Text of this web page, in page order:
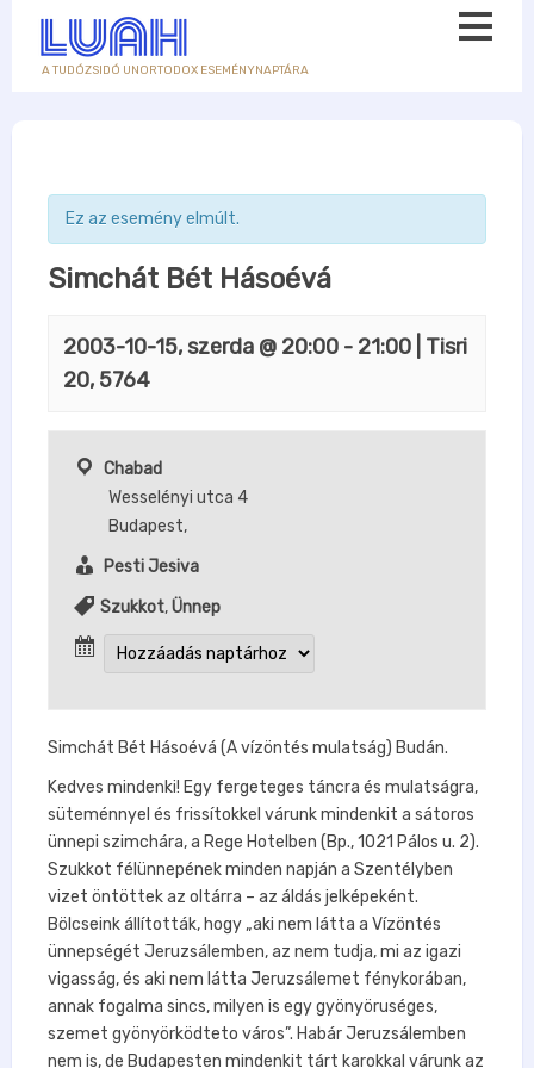
A TUDÓZSIDÓ UNORTODOX ESEMÉNYNAPTÁRA
Ez az esemény elmúlt.
Simchát Bét Hásoévá
2003-10-15, szerda @ 20:00 - 21:00 | Tisri
20, 5764
Chabad
Wesselényi utca 4
Budapest,
Pesti Jesiva
Szukkot,Ünnep
Simchát Bét Hásoévá (A vízöntés mulatság) Budán.
Kedves mindenki! Egy fergeteges táncra és mulatságra,
süteménnyel és frissítokkel várunk mindenkit a sátoros
ünnepi szimchára, a Rege Hotelben (Bp., 1021 Pálos u. 2).
Szukkot félünnepének minden napján a Szentélyben
vizet öntöttek az oltárra – az áldás jelképeként.
Bölcseink állították, hogy „aki nem látta a Vízöntés
ünnepségét Jeruzsálemben, az nem tudja, mi az igazi
vigasság, és aki nem látta Jeruzsálemet fénykorában,
annak fogalma sincs, milyen is egy gyönyöruséges,
szemet gyönyörködteto város”. Habár Jeruzsálemben
nem is, de Budapesten mindenkit tárt karokkal várunk az